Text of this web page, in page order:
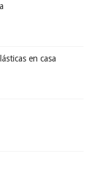
en casa